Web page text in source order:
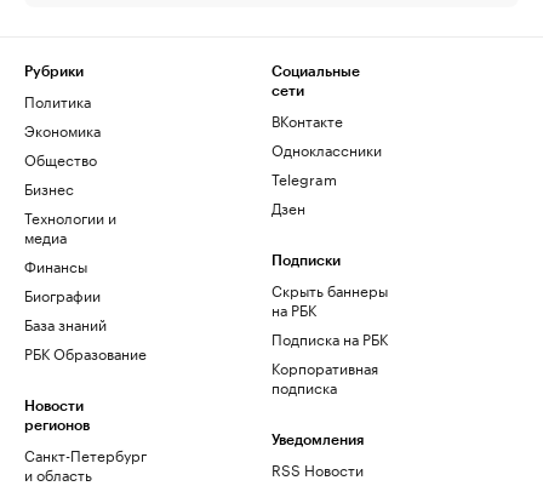
Рубрики
Политика
Экономика
Общество
Бизнес
Технологии и
медиа
Финансы
Биографии
База знаний
РБК Образование
Новости
регионов
Санкт-Петербург
и область
Социальные
сети
ВКонтакте
Одноклассники
Telegram
Дзен
Подписки
Скрыть баннеры
на РБК
Подписка на РБК
Корпоративная
подписка
Уведомления
RSS Новости